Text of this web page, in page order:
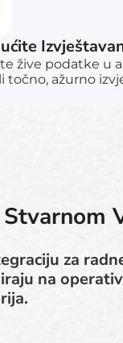
žive podatke u
točno, ažurno
za
na